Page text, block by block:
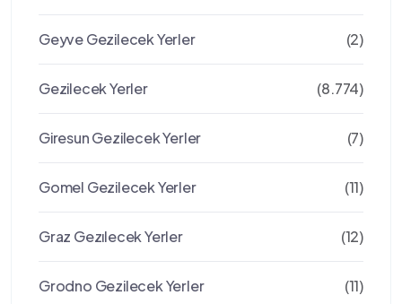
Geyve Gezilecek Yerler (2)
Gezilecek Yerler (8.774)
Giresun Gezilecek Yerler (7)
Gomel Gezilecek Yerler (11)
Graz Gezılecek Yerler (12)
Grodno Gezilecek Yerler (11)